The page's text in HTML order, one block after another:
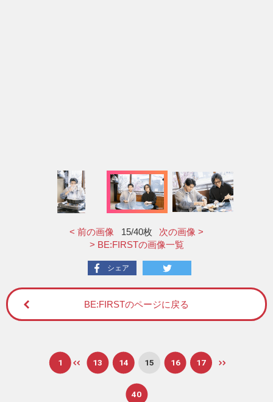
< 前の画像 15/40枚
次の画像 >
> BE:FIRSTの画像一覧
シェア
BE:FIRSTのページに戻る
1 13 14 15 16 17
40